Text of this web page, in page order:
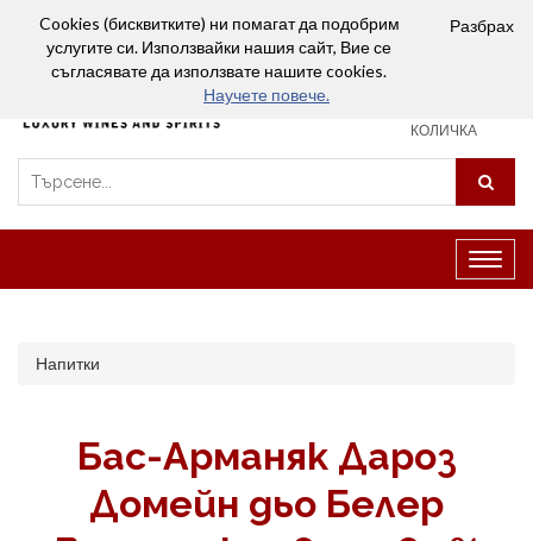
Разбрах
Cookies (бисквитките) ни помагат да подобрим
услугите си. Използвайки нашия сайт, Вие се
съгласявате да използвате нашите cookies.
Научете повече.
КОЛИЧКА
на
Напитки
Бас-Арманяк Дароз
Домейн дьо Белер